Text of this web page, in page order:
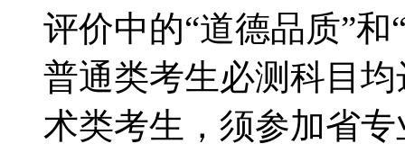
评价中的“道德品质”
普通类考生必测科目
术类考生，须参加省